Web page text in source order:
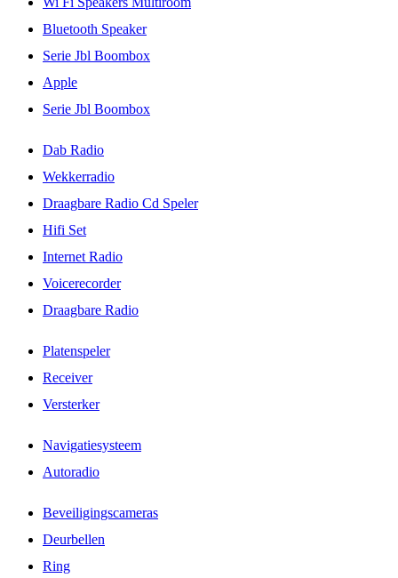
Bluetooth Speaker
Serie Jbl Boombox
Apple
Serie Jbl Boombox
Dab Radio
Wekkerradio
Draagbare Radio Cd Speler
Hifi Set
Internet Radio
Voicerecorder
Draagbare Radio
Platenspeler
Receiver
Versterker
Navigatiesysteem
Autoradio
Beveiligingscameras
Deurbellen
Ring